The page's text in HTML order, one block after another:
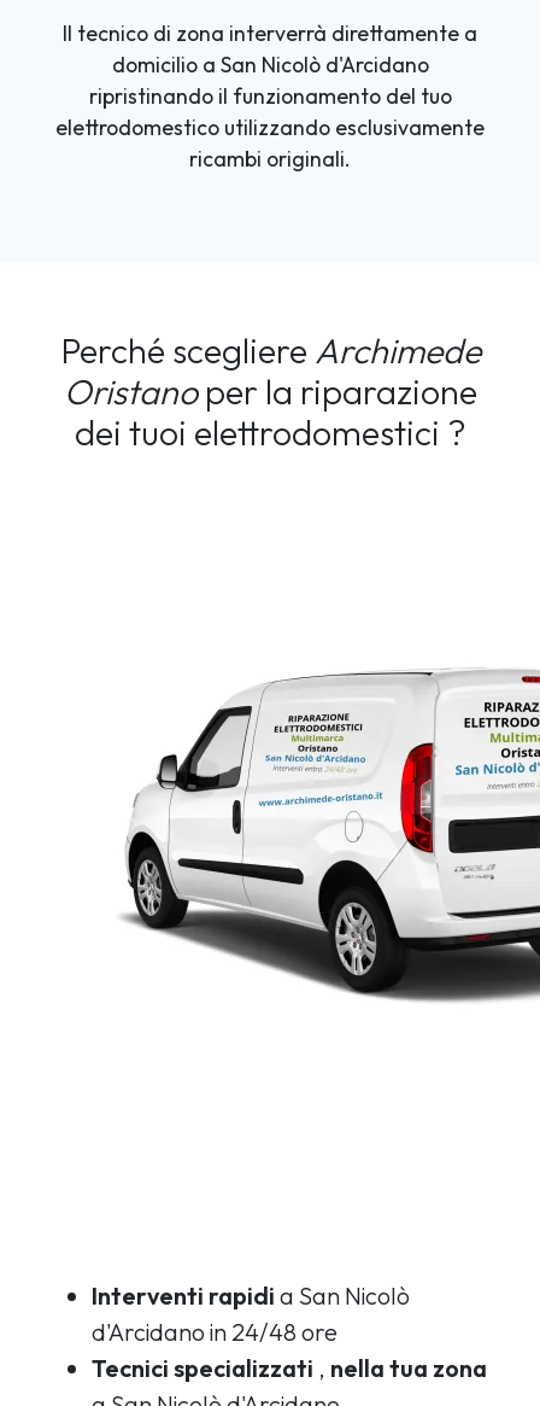
Il tecnico di zona interverrà direttamente a
domicilio a San Nicolò d'Arcidano
ripristinando il funzionamento del tuo
elettrodomestico utilizzando esclusivamente
ricambi originali.
Perché scegliere Archimede
Oristanoper la riparazione
dei tuoi elettrodomestici ?
Interventi rapidi a San Nicolò
d'Arcidano in 24/48 ore
Tecnici specializzati , nella tua zona